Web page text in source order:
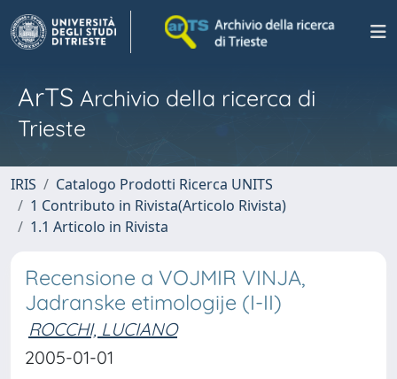
ArTS Archivio della ricerca di
Trieste
IRIS
Catalogo Prodotti Ricerca UNITS
1 Contributo in Rivista(Articolo Rivista)
1.1 Articolo in Rivista
Recensione a VOJMIR VINJA,
Jadranske etimologije (I-II)
ROCCHI, LUCIANO
2005-01-01